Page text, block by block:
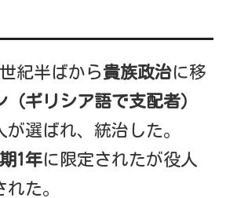
紀半ばから貴族政治に移
（ギリシア語で支配者）
が選ばれ、統治した。
1年に限定されたが役人
た。